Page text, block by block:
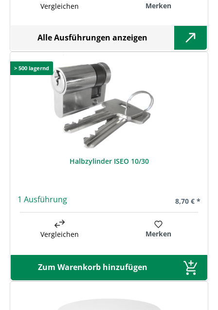
Vergleichen Merken
Alle Ausführungen anzeigen
> 500 lagernd
Halbzylinder ISEO 10/30
1 Ausführung Regulärer
8,70 € *
Vergleichen Merken
Zum Warenkorb hinzufügen